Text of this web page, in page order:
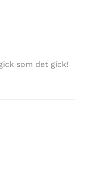
som det gick!